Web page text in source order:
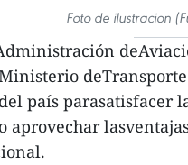
Foto de ilustracion
país parasatisfacer
aprovechar